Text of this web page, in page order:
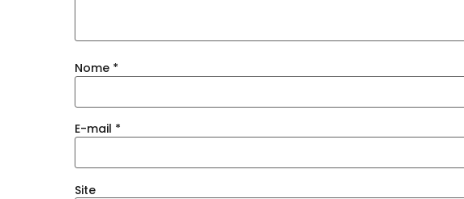
Nome *
E-mail *
Site